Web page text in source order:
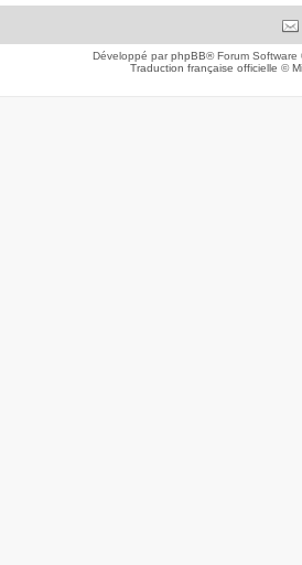
Développé parphpBB® Forum Software
Traduction française officielle ©